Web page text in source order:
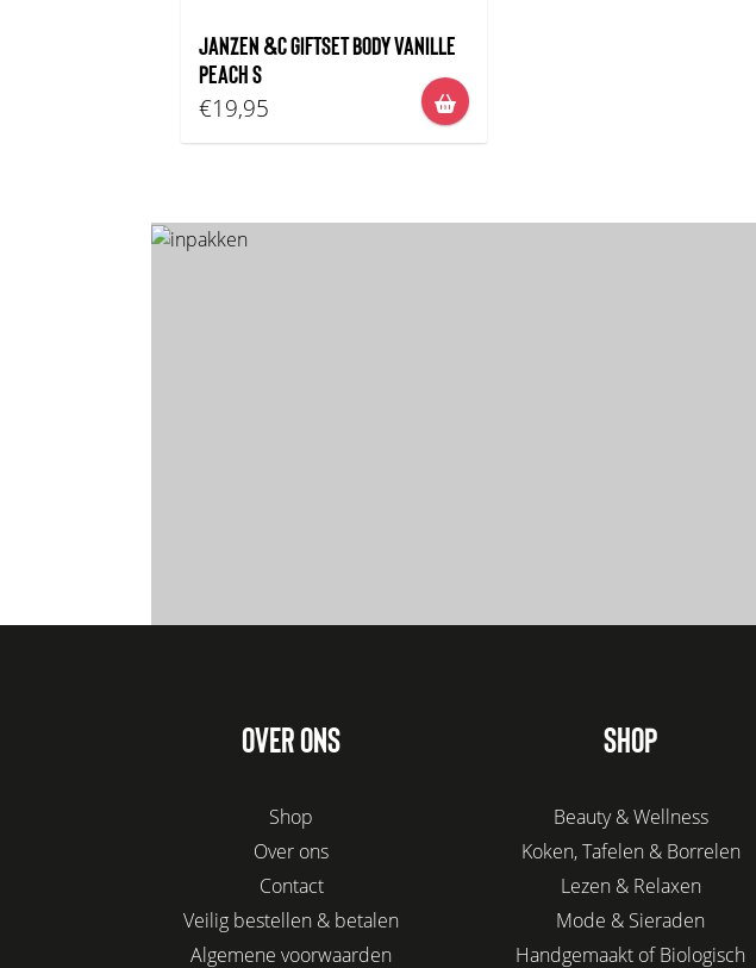
JANZEN &C GIFTSET BODY VANILLE
PEACH S
€19,95
OVER ONS
Shop
Over ons
Contact
Veilig bestellen & betalen
Algemene voorwaarden
SHOP
Beauty & Wellness
Koken, Tafelen & Borrelen
Lezen & Relaxen
Mode & Sieraden
Handgemaakt of Biologisch